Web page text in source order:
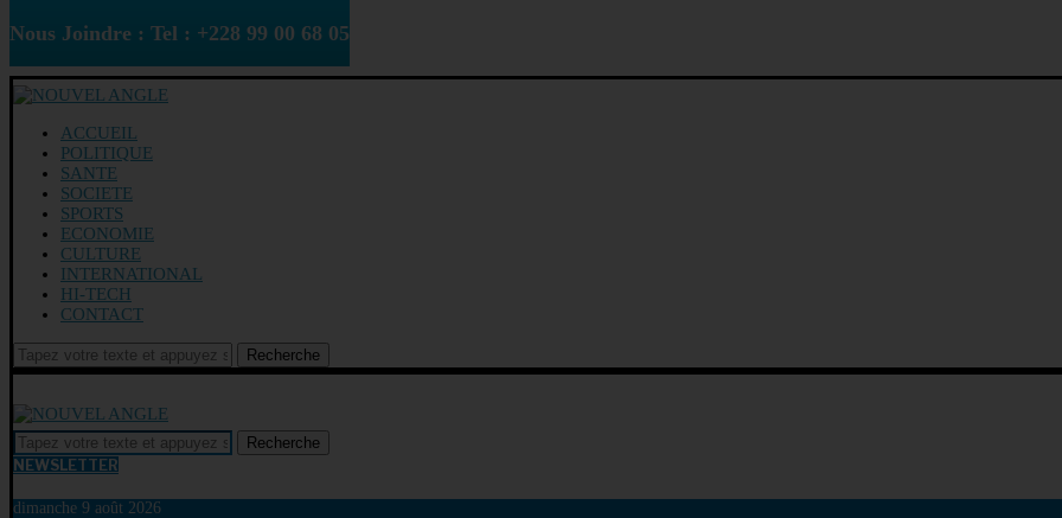
Nous Joindre : Tel : +228 99 00 68 05
ACCUEIL
POLITIQUE
SANTE
SOCIETE
SPORTS
ECONOMIE
CULTURE
INTERNATIONAL
HI-TECH
CONTACT
Recherche
Recherche
NEWSLETTER
dimanche 9 août 2026